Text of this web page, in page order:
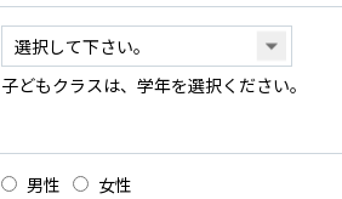
子どもクラスは、学年を選択ください。
男性 女性